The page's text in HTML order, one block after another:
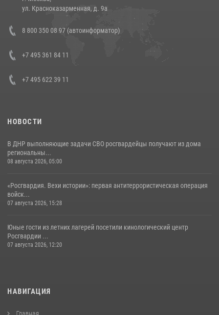
14 июля 2026, 12:20
В Росгвардии прошла военно-научная конференция по обобщению
боевого опыта
ул. Красноказарменная, д. 9а
8 800 350 08 97 (автоинформатор)
+7 495 361 84 11
+7 495 622 39 11
НОВОСТИ
В ДНР выполняющие задачи СВО росгвардейцы получают из дома
региональны...
08 августа 2026, 05:00
«Росгвардия. Вехи истории»: первая антитеррористическая операция
войск...
07 августа 2026, 15:28
Юные гости из летних лагерей посетили кинологический центр
Росгвардии ...
07 августа 2026, 12:20
НАВИГАЦИЯ
Главная